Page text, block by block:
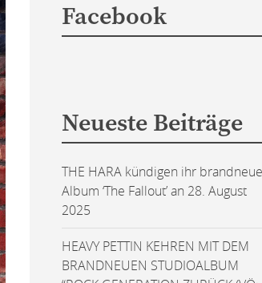
Facebook
Neueste Beiträge
THE HARA kündigen ihr
Album ‘The Fallout’ an 28. August
2025
HEAVY PETTIN KEHREN MIT DEM
BRANDNEUEN STUDIOALBUM